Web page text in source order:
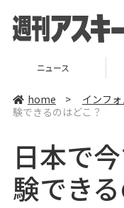
ニュース
home > インフ
験できるのはどこ？
日本で
験でき